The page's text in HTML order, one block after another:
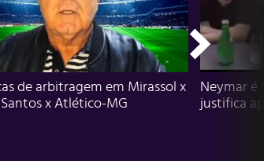
de arbitragem em Mirassol x
Santos x Atlético-MG
Neymar é
justifica